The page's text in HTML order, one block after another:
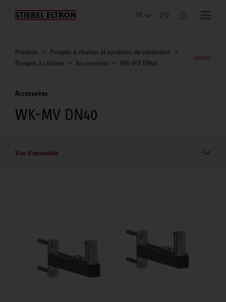
Entreprise
Produits
Pompes à chaleur et systèmes de ventilation
Pompes à chaleur
Accessoires WK-MV DN40
retour
Accessoires
WK-MV DN40
Vue d'ensemble